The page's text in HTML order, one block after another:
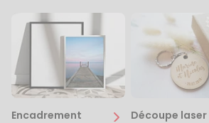
Encadrement Découpe laser